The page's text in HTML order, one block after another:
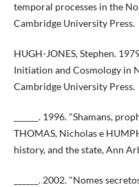
temporal processes in the
Cambridge University Press.
HUGH-JONES, Stephen.
Initiation and Cosmology in
Cambridge University Press.
______. 1996. "Shamans,
THOMAS, Nicholas e
history, and the state, Ann
______. 2002. "Nomes